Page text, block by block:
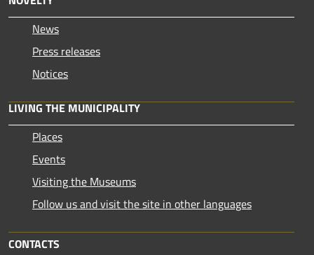
News
Press releases
Notices
LIVING THE MUNICIPALITY
Places
Events
Visiting the Museums
Follow us and visit the site in other languages
CONTACTS